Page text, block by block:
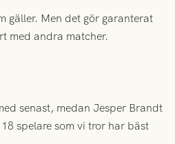
gäller. Men det gör garanterat
med andra matcher.
senast, medan Jesper Brandt
spelare som vi tror har bäst